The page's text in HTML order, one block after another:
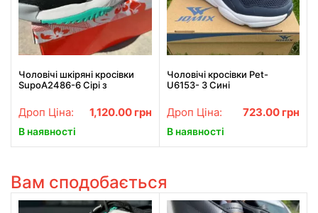
Чоловічі шкіряні кросівки
SupoA2486-6 Сірі з
Дроп Ціна: 1,120.00 грн
В наявності
Чоловічі кросівки Pet-
U6153- 3 Сині
Дроп Ціна: 723.00 грн
В наявності
Вам сподобається